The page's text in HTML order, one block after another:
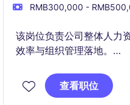
RMB300,000 -
该岗位负责公司整体人力
效率与组织管理落地。
查看职位